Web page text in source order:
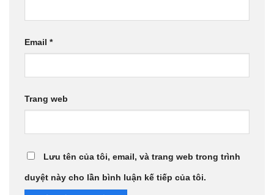
Email *
Trang web
Lưu tên của tôi, email, và trang web trong trình
duyệt này cho lần bình luận kế tiếp của tôi.